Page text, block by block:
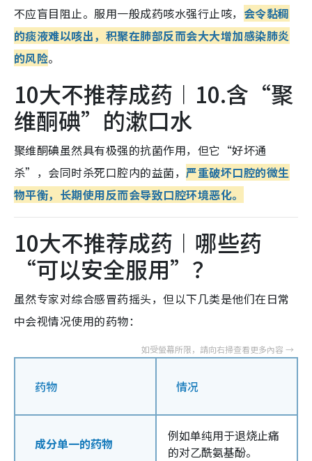
不应盲目阻止。服用一般成药咳水强行止咳， 会令黏稠
的痰液难以咳出，积聚在肺部反而会大大增加感染肺炎
的风险。
10大不推荐成药︱10.含“聚
维酮碘”的漱口水
聚维酮碘虽然具有极强的抗菌作用，但它“好坏通
杀”，会同时杀死口腔内的益菌， 严重破坏口腔的微生
物平衡，长期使用反而会导致口腔环境恶化。
10大不推荐成药︱哪些药
“可以安全服用”？
虽然专家对综合感冒药摇头，但以下几类是他们在日常
中会视情况使用的药物：
药物 情况
成分单一的药物
例如单纯用于退烧止痛
的对乙酰氨基酚。